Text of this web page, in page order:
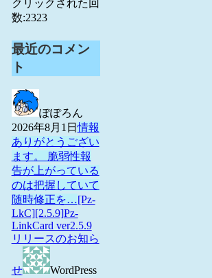
クリックされた回
数:2323
最近のコメン
ト
ぽぽろん
2026年8月1日情報
ありがとうござい
ます。 脆弱性報
告が上がっている
のは把握していて
随時修正を…[Pz-
LkC][2.5.9]Pz-
LinkCard ver2.5.9
リリースのお知ら
せ
WordPress